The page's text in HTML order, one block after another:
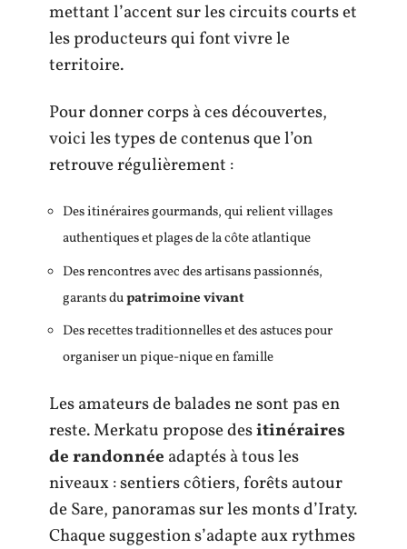
mettant l’accent sur les circuits courts et
les producteurs qui font vivre le
territoire.
Pour donner corps à ces découvertes,
voici les types de contenus que l’on
retrouve régulièrement :
Des itinéraires gourmands, qui relient villages
authentiques et plages de la côte atlantique
Des rencontres avec des artisans passionnés,
garants dupatrimoine vivant
Des recettes traditionnelles et des astuces pour
organiser un pique-nique en famille
Les amateurs de balades ne sont pas en
reste. Merkatu propose desitinéraires
de randonnée adaptés à tous les
niveaux : sentiers côtiers, forêts autour
de Sare, panoramas sur les monts d’Iraty.
Chaque suggestion s’adapte aux rythmes